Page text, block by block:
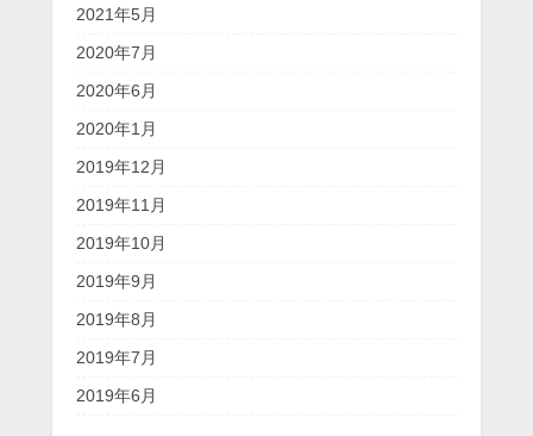
2021年5月
2020年7月
2020年6月
2020年1月
2019年12月
2019年11月
2019年10月
2019年9月
2019年8月
2019年7月
2019年6月